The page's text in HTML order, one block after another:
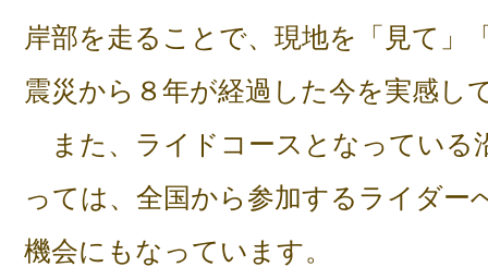
岸部を走ることで、現地を「見て」
震災から８年が経過した今を実感し
また、ライドコースとなっている
っては、全国から参加するライダー
機会にもなっています。